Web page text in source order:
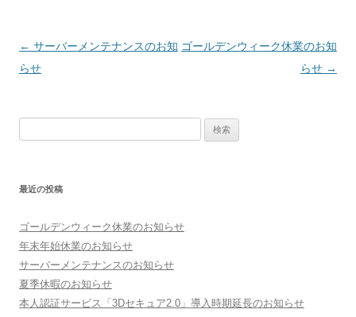
Post navigation
← サーバーメンテナンスのお知
らせ
ゴールデンウィーク休業のお知
らせ →
最近の投稿
ゴールデンウィーク休業のお知らせ
年末年始休業のお知らせ
サーバーメンテナンスのお知らせ
夏季休暇のお知らせ
本人認証サービス「3Dセキュア2.0」導入時期延長のお知らせ